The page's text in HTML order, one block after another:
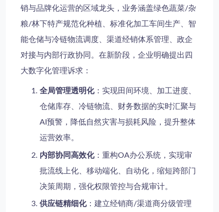
销与品牌化运营的区域龙头，业务涵盖绿色蔬菜/杂
粮/林下特产规范化种植、标准化加工车间生产、智
能仓储与冷链物流调度、渠道经销体系管理、政企
对接与内部行政协同。在新阶段，企业明确提出四
大数字化管理诉求：
全局管理透明化：实现田间环境、加工进度、
仓储库存、冷链物流、财务数据的实时汇聚与
AI预警，降低自然灾害与损耗风险，提升整体
运营效率。
内部协同高效化：重构OA办公系统，实现审
批流线上化、移动端化、自动化，缩短跨部门
决策周期，强化权限管控与合规审计。
供应链精细化：建立经销商/渠道商分级管理